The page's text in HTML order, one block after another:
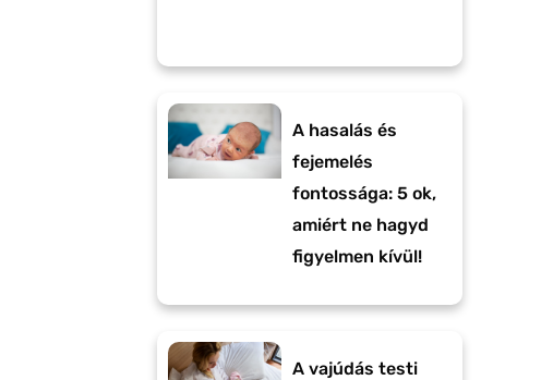
A hasalás és
fejemelés
fontossága: 5 ok,
amiért ne hagyd
figyelmen kívül!
A vajúdás testi